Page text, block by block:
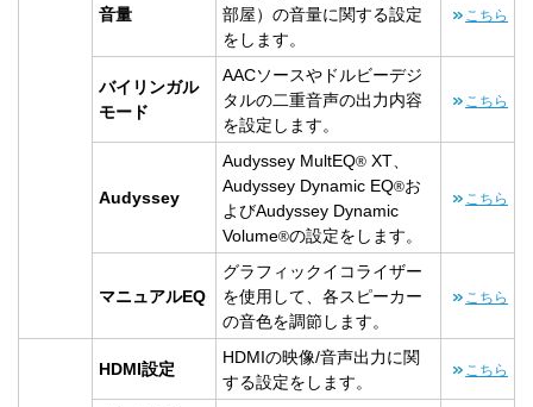
音量
部屋）の音量に関する設定
をします。
こちら
バイリンガル
モード
AACソースやドルビーデジ
タルの二重音声の出力内容
を設定します。
こちら
Audyssey
Audyssey MultEQ® XT、
Audyssey Dynamic EQ®お
よびAudyssey Dynamic
Volume®の設定をします。
こちら
マニュアルEQ
グラフィックイコライザー
を使用して、各スピーカー
の音色を調節します。
こちら
HDMI設定
HDMIの映像/音声出力に関
する設定をします。
こちら